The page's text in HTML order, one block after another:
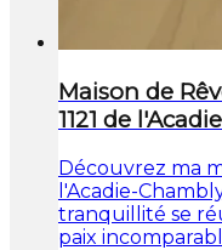
Maison de
1121 de
Découvrez ma
l'Acadie-
tranquillité se
paix